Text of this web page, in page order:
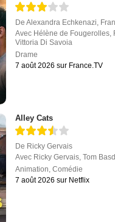
DeAlexandra Echkenazi,
Avec Hélène de Fougerolles,
Vittoria Di Savoia
Drame
7 août 2026 sur France.TV
Alley Cats
De Ricky Gervais
Avec Ricky Gervais ,Tom
Animation ,Comédie
7 août 2026 sur Netflix